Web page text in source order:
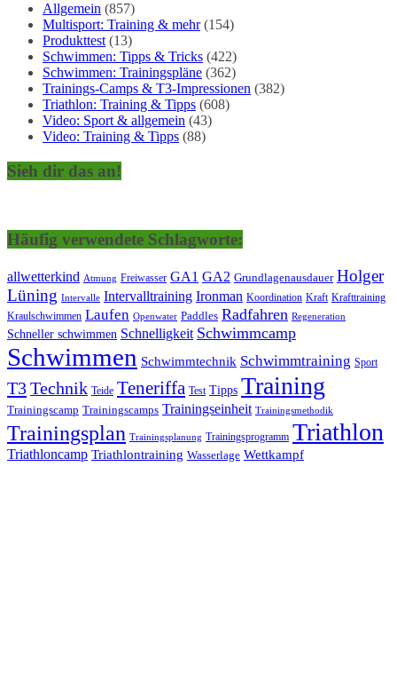
Allgemein (857)
Multisport: Training & mehr(154)
Produkttest (13)
Schwimmen: Tipps & Tricks (422)
Schwimmen: Trainingspläne (362)
Trainings-Camps & T3-Impressionen (382)
Triathlon: Training & Tipps (608)
Video: Sport & allgemein (43)
Video: Training & Tipps (88)
Sieh dir das an!
Häufig verwendete Schlagworte:
allwetterkind Atmung Freiwasser GA1 GA2 Grundlagenausdauer Holger
Lüning Intervalle Intervalltraining Ironman Koordination Kraft Krafttraining
Kraulschwimmen Laufen Openwater Paddles Radfahren Regeneration
Schneller schwimmen Schnelligkeit Schwimmcamp
Schwimmen Schwimmtechnik Schwimmtraining Sport
T3Technik Teide Teneriffa Test Tipps Training
Trainingscamp Trainingscamps Trainingseinheit Trainingsmethodik
Trainingsplan Trainingsplanung Trainingsprogramm Triathlon
Triathloncamp Triathlontraining Wasserlage Wettkampf